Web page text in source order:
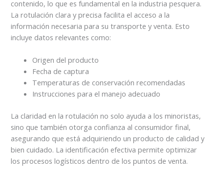
contenido, lo que es fundamental en la industria pesquera.
La rotulación clara y precisa facilita el acceso a la
información necesaria para su transporte y venta. Esto
incluye datos relevantes como:
Origen del producto
Fecha de captura
Temperaturas de conservación recomendadas
Instrucciones para el manejo adecuado
La claridad en la rotulación no solo ayuda a los minoristas,
sino que también otorga confianza al consumidor final,
asegurando que está adquiriendo un producto de calidad y
bien cuidado. La identificación efectiva permite optimizar
los procesos logísticos dentro de los puntos de venta.